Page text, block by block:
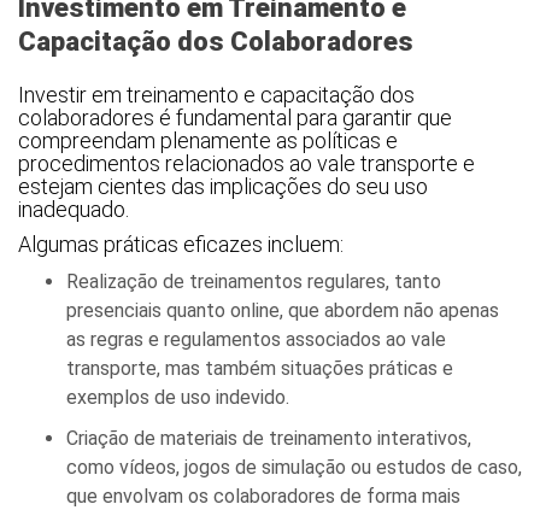
Investimento em Treinamento e
Capacitação dos Colaboradores
Investir em treinamento e capacitação dos
colaboradores é fundamental para garantir que
compreendam plenamente as políticas e
procedimentos relacionados ao vale transporte e
estejam cientes das implicações do seu uso
inadequado.
Algumas práticas eficazes incluem:
Realização de treinamentos regulares, tanto
presenciais quanto online, que abordem não apenas
as regras e regulamentos associados ao vale
transporte, mas também situações práticas e
exemplos de uso indevido.
Criação de materiais de treinamento interativos,
como vídeos, jogos de simulação ou estudos de caso,
que envolvam os colaboradores de forma mais